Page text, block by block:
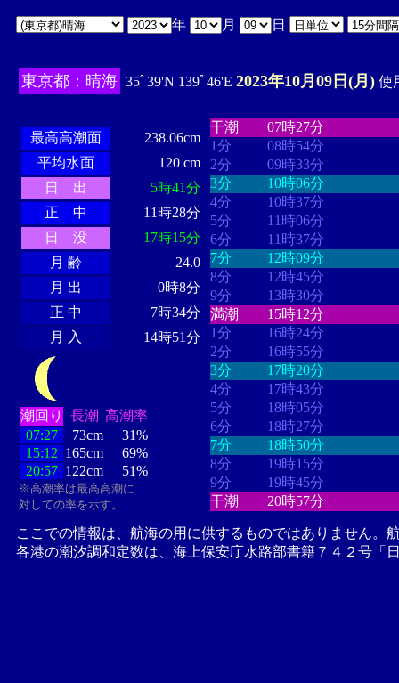
年 月 日
東京都：晴海 35ﾟ39'N 139ﾟ46'E 2023年10月09日(月) 使
最高高潮面
238.06cm
平均水面
120 cm
日 出
5時41分
正 中
11時28分
日 没
17時15分
月 齢
24.0
月 出
0時8分
正 中
7時34分
月 入
14時51分
潮回り 長潮 高潮率
07:27
73cm
31%
15:12 165cm
69%
20:57 122cm 51%
※高潮率は最高高潮に
対しての率を示す。
干潮
07時27分
1分
08時54分
2分
09時33分
3分
10時06分
4分
10時37分
5分
11時06分
6分
11時37分
7分
12時09分
8分
12時45分
9分
13時30分
満潮
15時12分
1分
16時24分
2分
16時55分
3分
17時20分
4分
17時43分
5分
18時05分
6分
18時27分
7分
18時50分
8分
19時15分
9分
19時45分
干潮
20時57分
ここでの情報は、航海の用に供するものではありません。
各港の潮汐調和定数は、海上保安庁水路部書籍７４２号「